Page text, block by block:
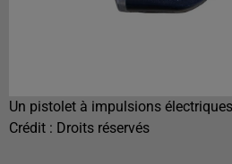
Un pistolet à impulsions
Crédit : Droits réservés